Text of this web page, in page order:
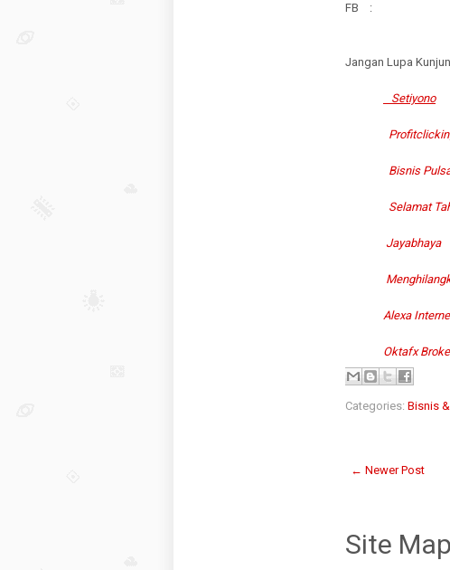
FB :
Jangan Lupa
Setiyono
Bisnis
Selamat
Jayabhaya
Alexa
Oktafx
Categories: Bisnis
← Newer Post
Site Map